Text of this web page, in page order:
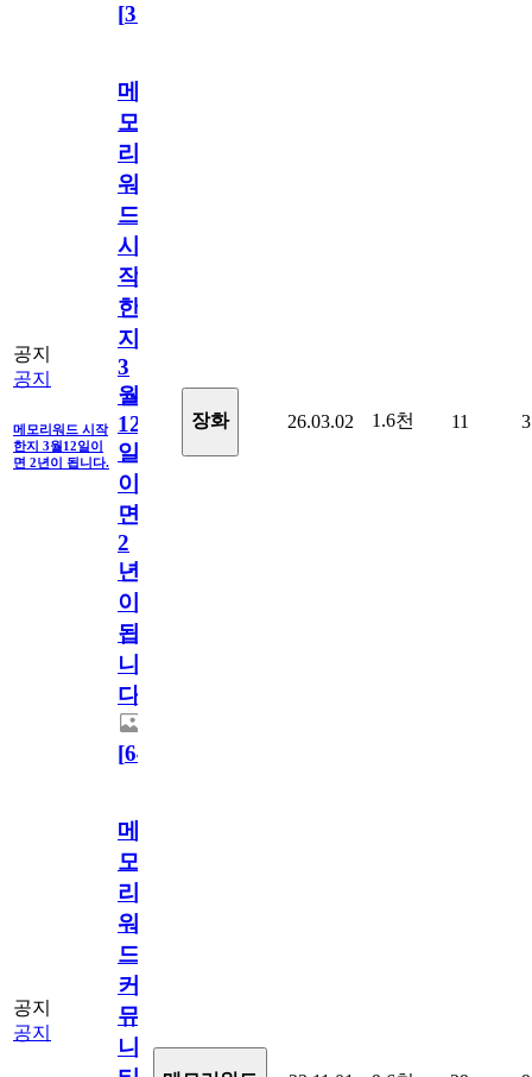
[31
공지
공지
메모리워드 시작
한지 3월12일이
면 2년이 됩니다.
메
모
리
워
드
시
작
한
지
3
월
12
일
이
면
2
년
이
됩
니
다.
[64
장화 26.03.02 1.6천 11 3
공지
공지
메
모
리
워
드
커
뮤
니